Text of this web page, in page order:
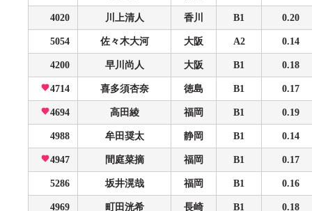
4020 川上清人 香川 B1 0.20
5054 佐々木大河 大阪 A2 0.14
4200 早川尚人 大阪 B1 0.18
4714 喜多須杏奈 徳島 B1 0.17
4694 高田綾 福岡 B1 0.19
4988 牟田奨太 静岡 B1 0.14
4947 間庭菜摘 福岡 B1 0.17
5286 坂井滉哉 福岡 B1 0.16
4969 町田洸希 長崎 B1 0.18